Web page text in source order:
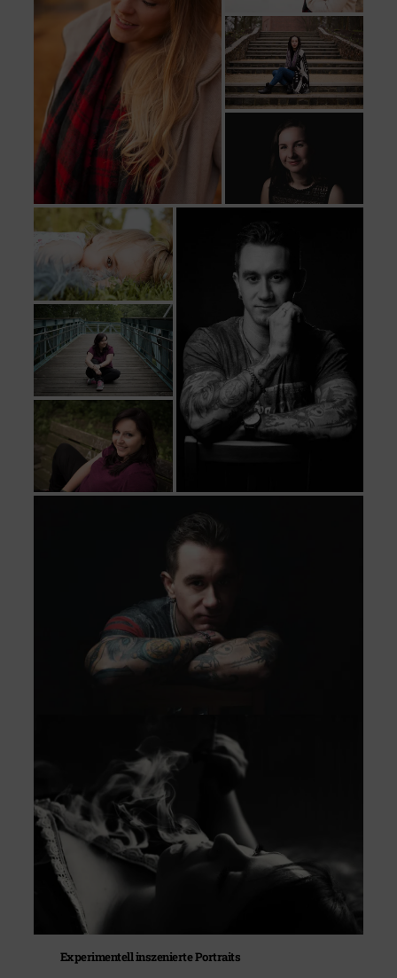
Experimentell inszenierte Portraits